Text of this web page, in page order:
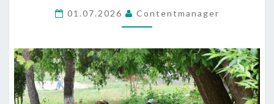
ДЫШИТ
ЕДИНЫМ
ВСЕЛЕНСКОЮ…
01.07.2026 Contentmanager